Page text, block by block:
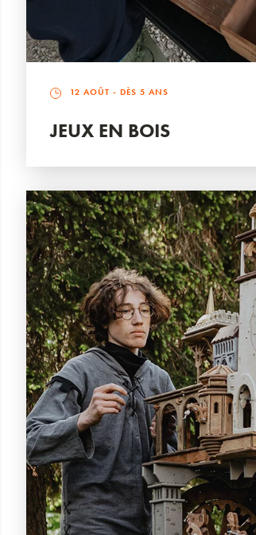
12 AOÛT - DÈS 5 ANS
JEUX EN BOIS